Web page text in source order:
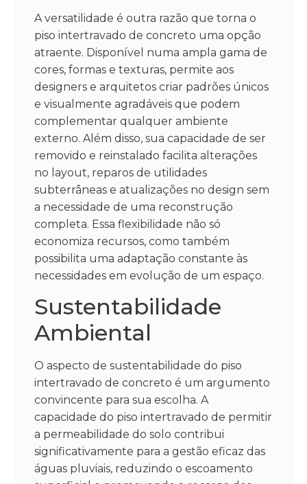
A versatilidade é outra razão que torna o
piso intertravado de concreto uma opção
atraente. Disponível numa ampla gama de
cores, formas e texturas, permite aos
designers e arquitetos criar padrões únicos
e visualmente agradáveis que podem
complementar qualquer ambiente
externo. Além disso, sua capacidade de ser
removido e reinstalado facilita alterações
no layout, reparos de utilidades
subterrâneas e atualizações no design sem
a necessidade de uma reconstrução
completa. Essa flexibilidade não só
economiza recursos, como também
possibilita uma adaptação constante às
necessidades em evolução de um espaço.
Sustentabilidade
Ambiental
O aspecto de sustentabilidade do piso
intertravado de concreto é um argumento
convincente para sua escolha. A
capacidade do piso intertravado de permitir
a permeabilidade do solo contribui
significativamente para a gestão eficaz das
águas pluviais, reduzindo o escoamento